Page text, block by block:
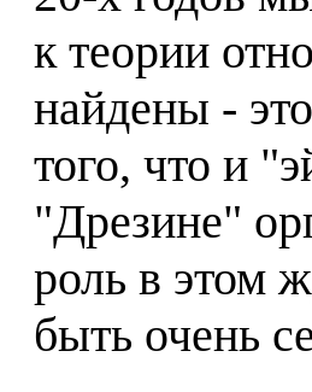
к теории
найдены -
того, что и
"Дрезине"
роль в этом
быть очень